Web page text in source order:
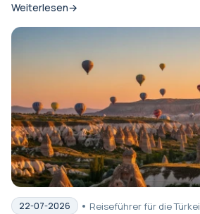
Weiterlesen
22-07-2026 Reiseführer für die Türkei